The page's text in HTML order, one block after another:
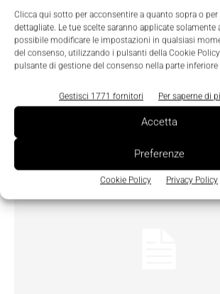
Clicca qui sotto per acconsentire a quanto sopra o per
dettagliate. Le tue scelte saranno applicate solamente
possibile modificare le impostazioni in qualsiasi
del consenso, utilizzando i pulsanti della Cookie
pulsante di gestione del consenso nella parte
Gestisci 1771 fornitori Per saperne di
Accetta
Preferenze
Cookie Policy Privacy Policy
La Manufacturing
grazie a FactoryTalk
Lucia Favara - 22 Dicembre 2011
Automation migliora la connettività verso le
aggiunge i connettori, si arricchisce del
SharePoint di Microsoft e semplifica la
abilitare decisioni basate sui fatti